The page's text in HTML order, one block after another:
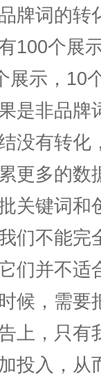
牌词的
100个展
展示，10
是非品牌
没有转化
更多的数
关键词和
们不能完
们并不适
候，需要
上，只有
投入，从